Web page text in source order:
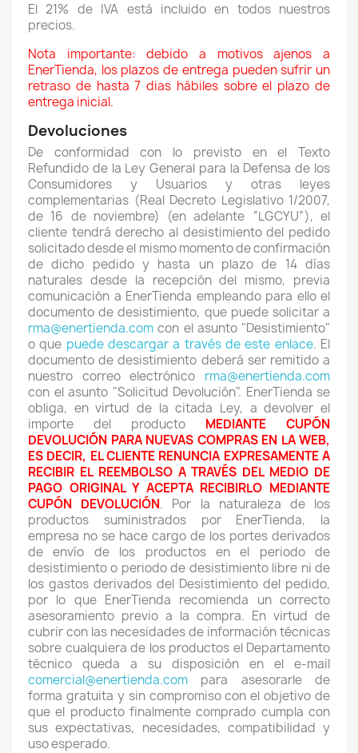
El 21% de IVA está incluido en todos nuestros
precios.
Nota importante: debido a motivos ajenos a
EnerTienda, los plazos de entrega pueden sufrir un
retraso de hasta 7 dias hábiles sobre el plazo de
entrega inicial.
Devoluciones
De conformidad con lo previsto en el Texto
Refundido de la Ley General para la Defensa de los
Consumidores y Usuarios y otras leyes
complementarias (Real Decreto Legislativo 1/2007,
de 16 de noviembre) (en adelante “LGCYU”), el
cliente tendrá derecho al desistimiento del pedido
solicitado desde el mismo momento de confirmación
de dicho pedido y hasta un plazo de 14 días
naturales desde la recepción del mismo, previa
comunicación a EnerTienda empleando para ello el
documento de desistimiento, que puede solicitar a
rma@enertienda.com con el asunto "Desistimiento"
o que puede descargar a través de este enlace. El
documento de desistimiento deberá ser remitido a
nuestro correo electrónico rma@enertienda.com
con el asunto "Solicitud Devolución". EnerTienda se
obliga, en virtud de la citada Ley, a devolver el
importe del producto MEDIANTE CUPÓN
DEVOLUCIÓN PARA NUEVAS COMPRAS EN LA WEB,
ES DECIR, EL CLIENTE RENUNCIA EXPRESAMENTE A
RECIBIR EL REEMBOLSO A TRAVÉS DEL MEDIO DE
PAGO ORIGINAL Y ACEPTA RECIBIRLO MEDIANTE
CUPÓN DEVOLUCIÓN. Por la naturaleza de los
productos suministrados por EnerTienda, la
empresa no se hace cargo de los portes derivados
de envío de los productos en el periodo de
desistimiento o periodo de desistimiento libre ni de
los gastos derivados del Desistimiento del pedido,
por lo que EnerTienda recomienda un correcto
asesoramiento previo a la compra. En virtud de
cubrir con las necesidades de información técnicas
sobre cualquiera de los productos el Departamento
técnico queda a su disposición en el e-mail
comercial@enertienda.com para asesorarle de
forma gratuita y sin compromiso con el objetivo de
que el producto finalmente comprado cumpla con
sus expectativas, necesidades, compatibilidad y
uso esperado.